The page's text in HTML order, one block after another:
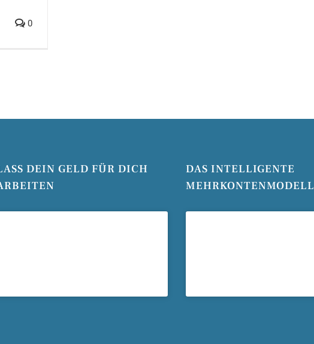
0
DEIN GELD FÜR DICH
DAS INTELLIGENTE
MEHRKONTENMODELL